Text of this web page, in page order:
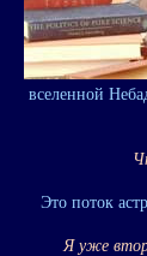
вселенной
Это поток
Я уже